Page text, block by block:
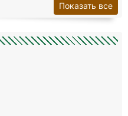
Показать все